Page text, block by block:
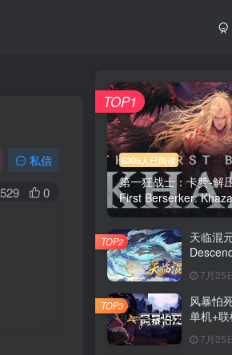
私信
529 0
6305人已阅读
第一狂战士：卡赞-解
First Berserker:
TOP1
天临混
Descends
7月25
TOP2
风暴怕
单机+联机
7月25
TOP3